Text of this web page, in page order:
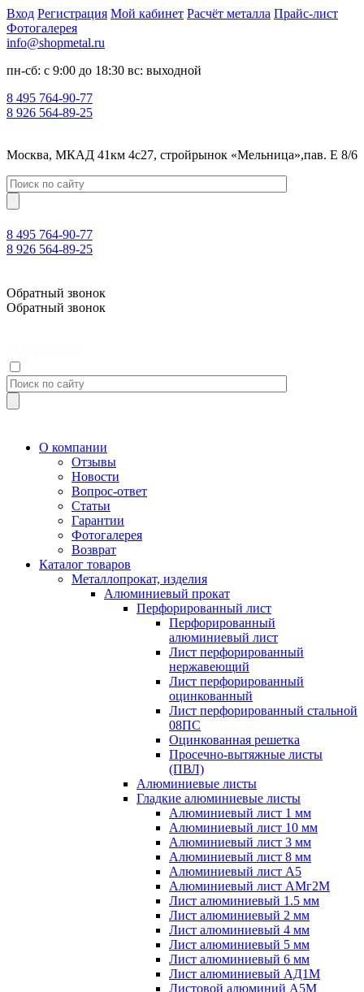
Вход Регистрация Мой кабинет Расчёт металла Прайс-лист
Фотогалерея
info@shopmetal.ru
пн-сб: с 9:00 до 18:30 вс: выходной
8 495 764-90-77
8 926 564-89-25
Москва, МКАД 41км 4с27, стройрынок «Мельница»,пав. Е 8/6
8 495 764-90-77
8 926 564-89-25
Обратный звонок
Обратный звонок
О компании
Отзывы
Новости
Вопрос-ответ
Статьи
Гарантии
Фотогалерея
Возврат
Каталог товаров
Металлопрокат, изделия
Алюминиевый прокат
Перфорированный лист
Перфорированный
алюминиевый лист
Лист перфорированный
нержавеющий
Лист перфорированный
оцинкованный
Лист перфорированный стальной
08ПС
Оцинкованная решетка
Просечно-вытяжные листы
(ПВЛ)
Алюминиевые листы
Гладкие алюминиевые листы
Алюминиевый лист 1 мм
Алюминиевый лист 10 мм
Алюминиевый лист 3 мм
Алюминиевый лист 8 мм
Алюминиевый лист А5
Алюминиевый лист АМг2М
Лист алюминиевый 1.5 мм
Лист алюминиевый 2 мм
Лист алюминиевый 4 мм
Лист алюминиевый 5 мм
Лист алюминиевый 6 мм
Лист алюминиевый АД1М
Листовой алюминий А5М